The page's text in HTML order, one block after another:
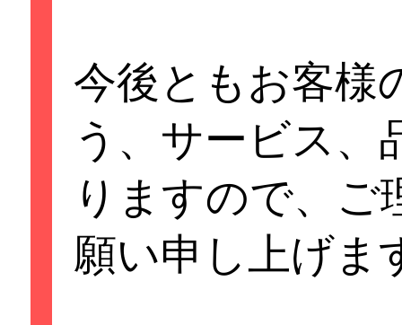
今後ともお客様
う、サービス、
りますので、ご
願い申し上げま
原材料・水道光
く中、価格の維
たが、品質の維
継続するために